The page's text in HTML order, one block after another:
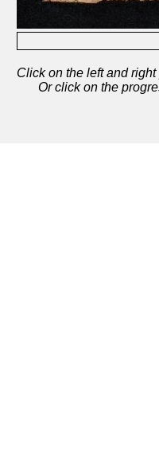
Click on the left and
Or click on the